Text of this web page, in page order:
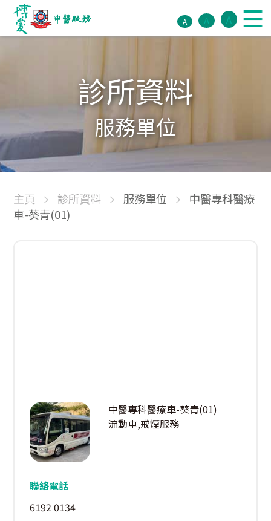
A A A
診所資料
服務單位
主頁 診所資料 服務單位
中醫專科醫療
車-葵青(01)
中醫專科醫療車-葵青(01)
流動車,戒煙服務
聯絡電話
6192 0134